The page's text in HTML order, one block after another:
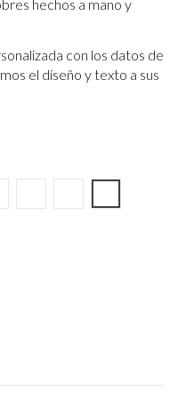
hechos a mano y
con los datos de
el diseño y texto a sus